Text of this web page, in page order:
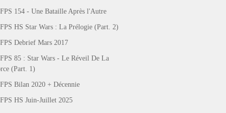
154 - Une Bataille Après l'Autre
HS Star Wars : La Prélogie (Part. 2)
Debrief Mars 2017
85 : Star Wars - Le Réveil De La
(Part. 1)
Bilan 2020 + Décennie
HS Juin-Juillet 2025